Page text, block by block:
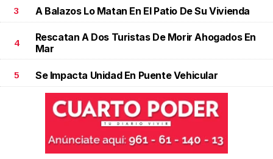
3 A Balazos Lo Matan En El Patio De Su Vivienda
4
Rescatan A Dos Turistas De Morir Ahogados En
Mar
5 Se Impacta Unidad En Puente Vehicular